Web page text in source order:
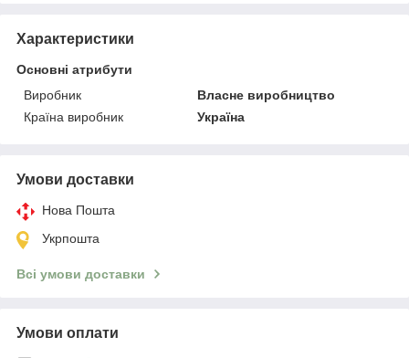
Характеристики
Основні атрибути
Виробник
Власне виробництво
Країна виробник
Україна
Умови доставки
Нова Пошта
Укрпошта
Всі умови доставки
Умови оплати